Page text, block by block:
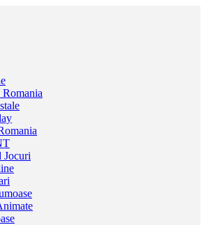
Jocuri